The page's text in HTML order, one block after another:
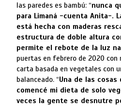
las paredes es bambú: “nunca
para Limaná -cuenta Anita-.
está hecha con maderas
estructura de doble altura
permite el rebote de la luz
puertas en febrero de 2020 con
carta basada en vegetales con
balanceado. “Una de las
comencé mi dieta de solo
veces la gente se desnutre